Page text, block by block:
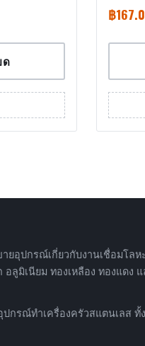
ด
฿
ยอุปกรณ์เกี่ยวกับงานเชื่อมโลห
อลูมิเนียม ทองเหลือง ทองแดง
กรณ์ทำเครื่องครัวสแตนเลส ทั้